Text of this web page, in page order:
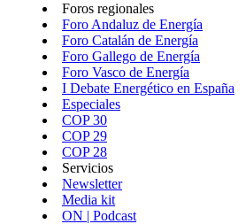
Foros regionales
Foro Andaluz de Energía
Foro Catalán de Energía
Foro Gallego de Energía
Foro Vasco de Energía
I Debate Energético en España
Especiales
COP 30
COP 29
COP 28
Servicios
Newsletter
Media kit
ON | Podcast